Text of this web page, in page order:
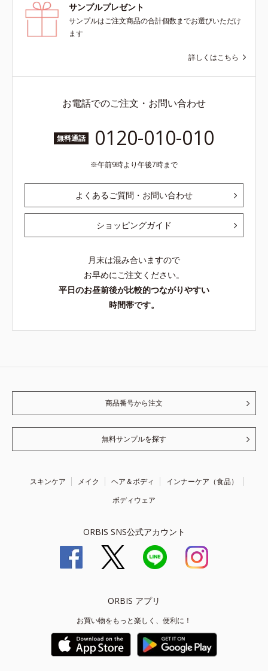
サンプルプレゼント
サンプルはご注文商品の合計個数までお選びいただけ
ます
詳しくはこちら
お電話でのご注文・お問い合わせ
無料通話 0120-010-010
午前9時より午後7時まで
よくあるご質問・お問い合わせ
ショッピングガイド
月末は混み合いますので
お早めにご注文ください。
平日のお昼前後が比較的つながりやすい
時間帯です。
商品番号から注文
無料サンプルを探す
スキンケア メイク ヘア＆ボディ
インナーケア（食品）
ボディウェア
ORBIS SNS公式アカウント
ORBIS アプリ
お買い物をもっと楽しく、便利に！